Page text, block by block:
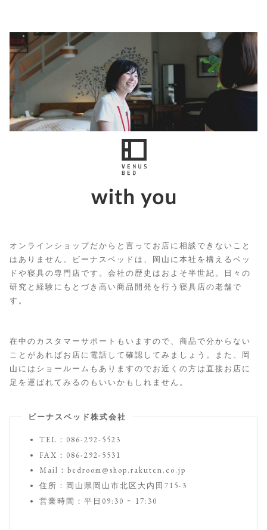
オンラインショップだからと言ってお店に相談できないこと
はありません。ビーナスベッドは、岡山に本社を構えるベッ
ドや寝具の専門店です。会社の歴史はおよそ半世紀。日々の
研究と経験にもとづき高い商品開発を行う寝具店の老舗で
す。
在中のカスタマーサポートもいますので、商品で分からない
ことがあればお店に電話して確認してみましょう。また、岡
山にはショールームもありますのでお近くの方は直接お店に
足を運ばれてみるのもいいかもしれません。
ビーナスベッド株式会社
TEL：086-292-5523
FAX：086-292-5531
Mail：bedroom@shop.rakuten.co.jp
住所：岡山県岡山市北区大内田715-3
営業時間：平日09:30 ~ 17:30